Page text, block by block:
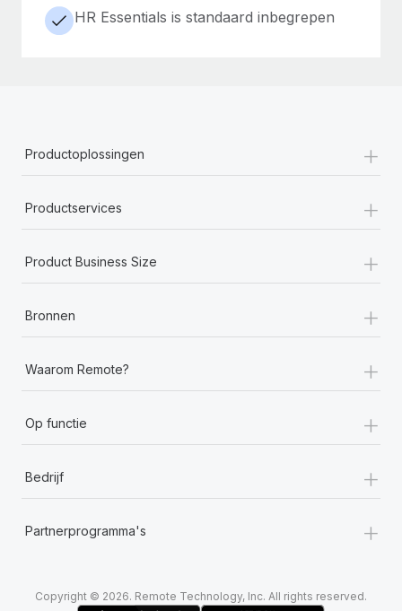
HR Essentials is standaard inbegrepen
Productoplossingen +
Productservices +
Product Business Size +
Bronnen +
Waarom Remote? +
Op functie +
Bedrijf +
Partnerprogramma's +
Copyright © 2026. Remote Technology, Inc. All rights reserved.